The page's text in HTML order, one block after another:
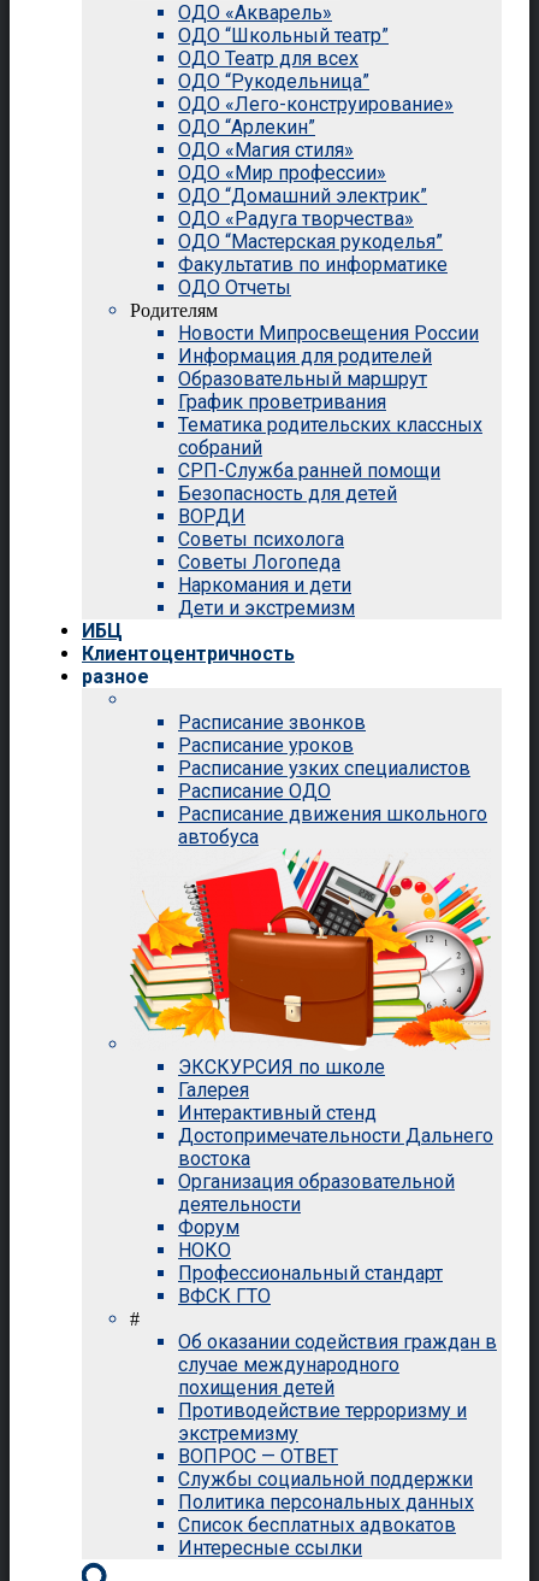
ОДО «Акварель»
ОДО “Школьный театр”
ОДО Театр для всех
ОДО “Рукодельница”
ОДО «Лего-конструирование»
ОДО “Арлекин”
ОДО «Магия стиля»
ОДО «Мир профессии»
ОДО “Домашний электрик”
ОДО «Радуга творчества»
ОДО “Мастерская рукоделья”
Факультатив по информатике
ОДО Отчеты
Родителям
Новости Мипросвещения России
Информация для родителей
Образовательный маршрут
График проветривания
Тематика родительских классных
собраний
СРП-Служба ранней помощи
Безопасность для детей
ВОРДИ
Советы психолога
Советы Логопеда
Наркомания и дети
Дети и экстремизм
ИБЦ
Клиентоцентричность
разное
Расписание звонков
Расписание уроков
Расписание узких специалистов
Расписание ОДО
Расписание движения школьного
автобуса
ЭКСКУРСИЯ по школе
Галерея
Интерактивный стенд
Достопримечательности Дальнего
востока
Организация образовательной
деятельности
Форум
НОКО
Профессиональный стандарт
ВФСК ГТО
#
Об оказании содействия граждан в
случае международного
похищения детей
Противодействие терроризму и
экстремизму
ВОПРОС — ОТВЕТ
Службы социальной поддержки
Политика персональных данных
Список бесплатных адвокатов
Интересные ссылки